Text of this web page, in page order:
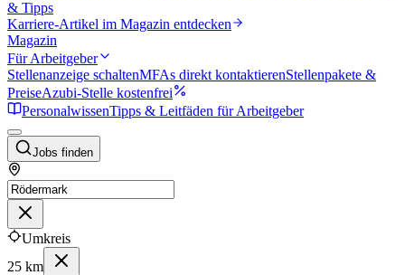
& Tipps
Karriere-Artikel im Magazin entdecken
Magazin
Für Arbeitgeber
Stellenanzeige schaltenMFAs direkt kontaktierenStellenpakete &
PreiseAzubi-Stelle kostenfrei
PersonalwissenTipps & Leitfäden für Arbeitgeber
Jobs finden
Umkreis
25 km